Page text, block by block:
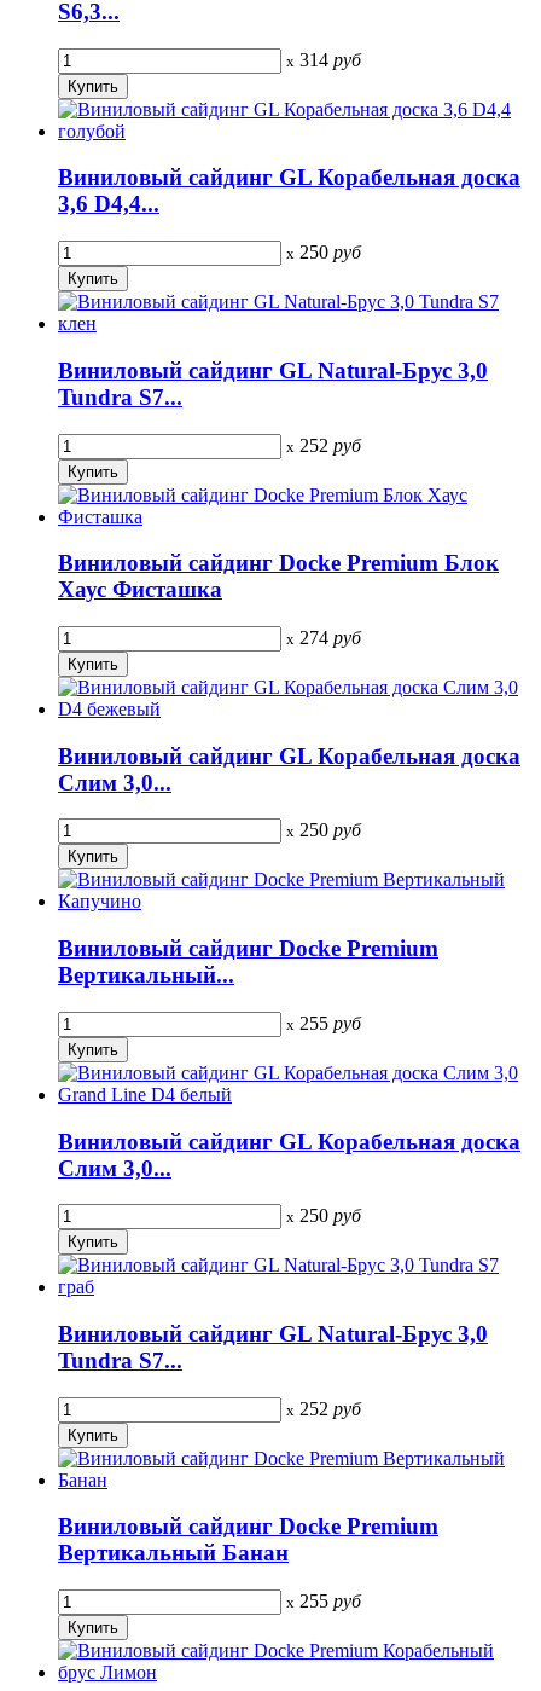
S6,3...
x 314 руб
Виниловый сайдинг GL Корабельная доска
3,6 D4,4...
x 250 руб
Виниловый сайдинг GL Natural-Брус 3,0
Tundra S7...
x 252 руб
Виниловый сайдинг Docke Premium Блок
Хаус Фисташка
x 274 руб
Виниловый сайдинг GL Корабельная доска
Слим 3,0...
x 250 руб
Виниловый сайдинг Docke Premium
Вертикальный...
x 255 руб
Виниловый сайдинг GL Корабельная доска
Слим 3,0...
x 250 руб
Виниловый сайдинг GL Natural-Брус 3,0
Tundra S7...
x 252 руб
Виниловый сайдинг Docke Premium
Вертикальный Банан
x 255 руб